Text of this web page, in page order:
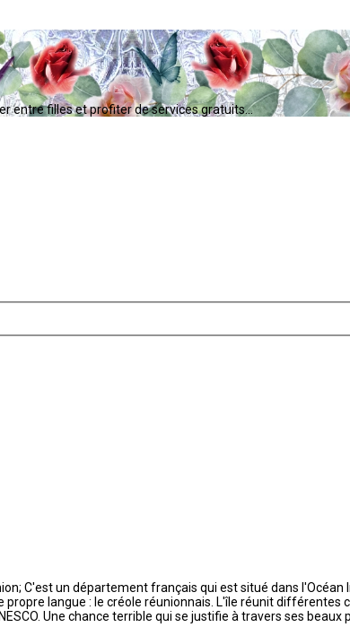
entre filles et profiter de services gratuits...
C'est un département français qui est situé dans
langue : le créole réunionnais. L'île réunit différentes
Une chance terrible qui se justifie à travers ses